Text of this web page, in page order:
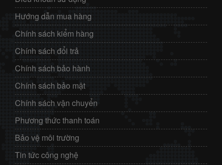
Hướng dẫn mua hàng
Chính sách kiểm hàng
Chính sách đổi trả
Chính sách bảo hành
Chính sách bảo mật
Chính sách vận chuyển
Phương thức thanh toán
Bảo vệ môi trường
Tin tức công nghệ